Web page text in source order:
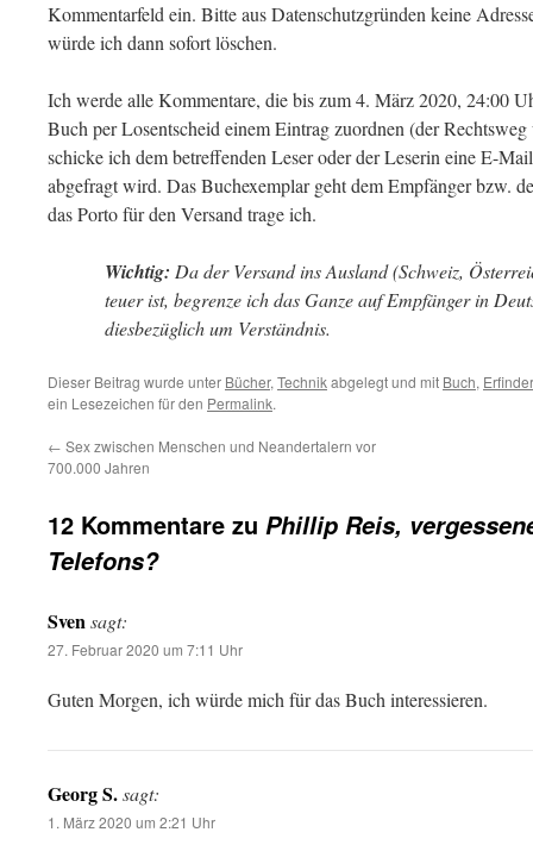
Kommentarfeld ein. Bitte aus Datenschutzgründen keine
würde ich dann sofort löschen.
Ich werde alle Kommentare, die bis zum 4. März 2020, 24:00
Buch per Losentscheid einem Eintrag zuordnen (der
schicke ich dem betreffenden Leser oder der Leserin eine E-
abgefragt wird. Das Buchexemplar geht dem Empfänger bzw.
das Porto für den Versand trage ich.
Wichtig: Da der Versand ins Ausland (Schweiz,
teuer ist, begrenze ich das Ganze auf Empfänger in
diesbezüglich um Verständnis.
Dieser Beitrag wurde unter Bücher, Technikabgelegt und mit Buch, Erfinder
ein Lesezeichen für den Permalink.
← Sex zwischen Menschen und Neandertalern vor
700.000 Jahren
12 Kommentare zu Phillip Reis,
Telefons?
Svensagt:
27. Februar 2020 um 7:11 Uhr
Guten Morgen, ich würde mich für das Buch interessieren.
Georg S.sagt:
1. März 2020 um 2:21 Uhr